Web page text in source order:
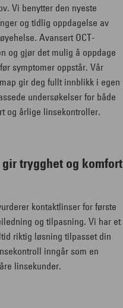
Vi benytter den nyeste
og tidlig oppdagelse av
Avansert OCT-
og gjør det mulig å oppdage
symptomer oppstår. Vår
gir deg fullt innblikk i egen
undersøkelser for både
og årlige linsekontroller.
trygghet og komfort
kontaktlinser for første
og tilpasning. Vi har et
riktig løsning tilpasset din
inngår som en
linsekunder.